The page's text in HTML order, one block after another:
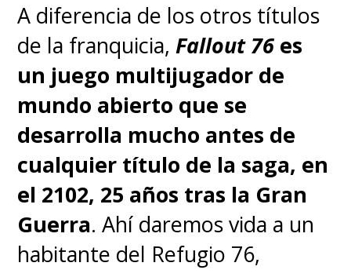
A diferencia de los otros títulos
de la franquicia, Fallout 76 es
un juego multijugador de
mundo abierto que se
desarrolla mucho antes de
cualquier título de la saga, en
el 2102, 25 años tras la Gran
Guerra. Ahí daremos vida a un
habitante del Refugio 76,